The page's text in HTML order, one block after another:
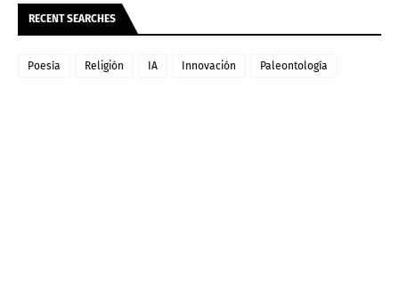
RECENT SEARCHES
Poesía Religión IA Innovación Paleontología